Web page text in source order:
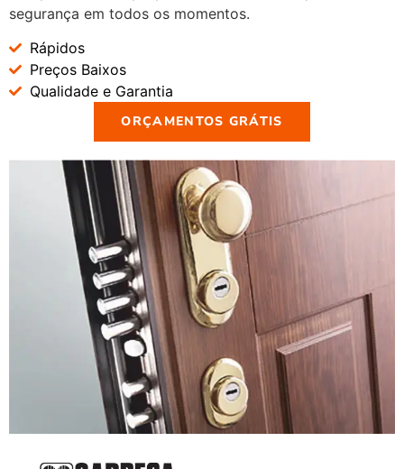
segurança em todos os momentos.
Rápidos
Preços Baixos
Qualidade e Garantia
ORÇAMENTOS GRÁTIS